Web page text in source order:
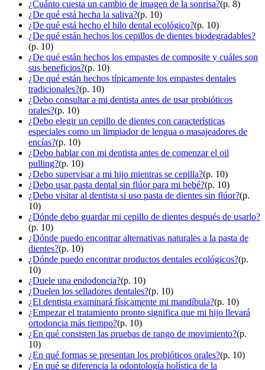
¿Cuánto cuesta un cambio de imagen de la sonrisa?(p. 8)
¿De qué está hecha la saliva?(p. 10)
¿De qué está hecho el hilo dental ecológico?(p. 10)
¿De qué están hechos los cepillos de dientes biodegradables?
(p. 10)
¿De qué están hechos los empastes de composite y cuáles son
sus beneficios?(p. 10)
¿De qué están hechos típicamente los empastes dentales
tradicionales?(p. 10)
¿Debo consultar a mi dentista antes de usar probióticos
orales?(p. 10)
¿Debo elegir un cepillo de dientes con características
especiales como un limpiador de lengua o masajeadores de
encías?(p. 10)
¿Debo hablar con mi dentista antes de comenzar el oil
pulling?(p. 10)
¿Debo supervisar a mi hijo mientras se cepilla?(p. 10)
¿Debo usar pasta dental sin flúor para mi bebé?(p. 10)
¿Debo visitar al dentista si uso pasta de dientes sin flúor?(p.
10)
¿Dónde debo guardar mi cepillo de dientes después de usarlo?
(p. 10)
¿Dónde puedo encontrar alternativas naturales a la pasta de
dientes?(p. 10)
¿Dónde puedo encontrar productos dentales ecológicos?(p.
10)
¿Duele una endodoncia?(p. 10)
¿Duelen los selladores dentales?(p. 10)
¿El dentista examinará físicamente mi mandíbula?(p. 10)
¿Empezar el tratamiento pronto significa que mi hijo llevará
ortodoncia más tiempo?(p. 10)
¿En qué consisten las pruebas de rango de movimiento?(p.
10)
¿En qué formas se presentan los probióticos orales?(p. 10)
¿En qué se diferencia la odontología holística de la